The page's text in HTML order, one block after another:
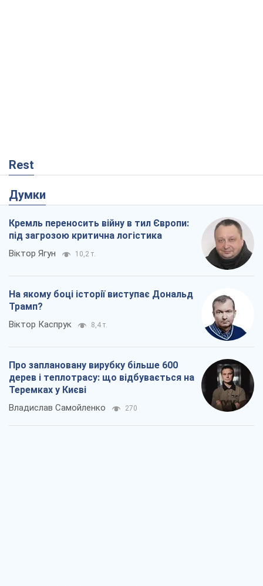
Rest
Думки
Кремль переносить війну в тил Європи:
під загрозою критична логістика
Віктор Ягун 10,2 т.
На якому боці історії виступає Дональд
Трамп?
Віктор Каспрук 8,4 т.
Про заплановану вирубку більше 600
дерев і теплотрасу: що відбувається на
Теремках у Києві
Владислав Самойленко 270